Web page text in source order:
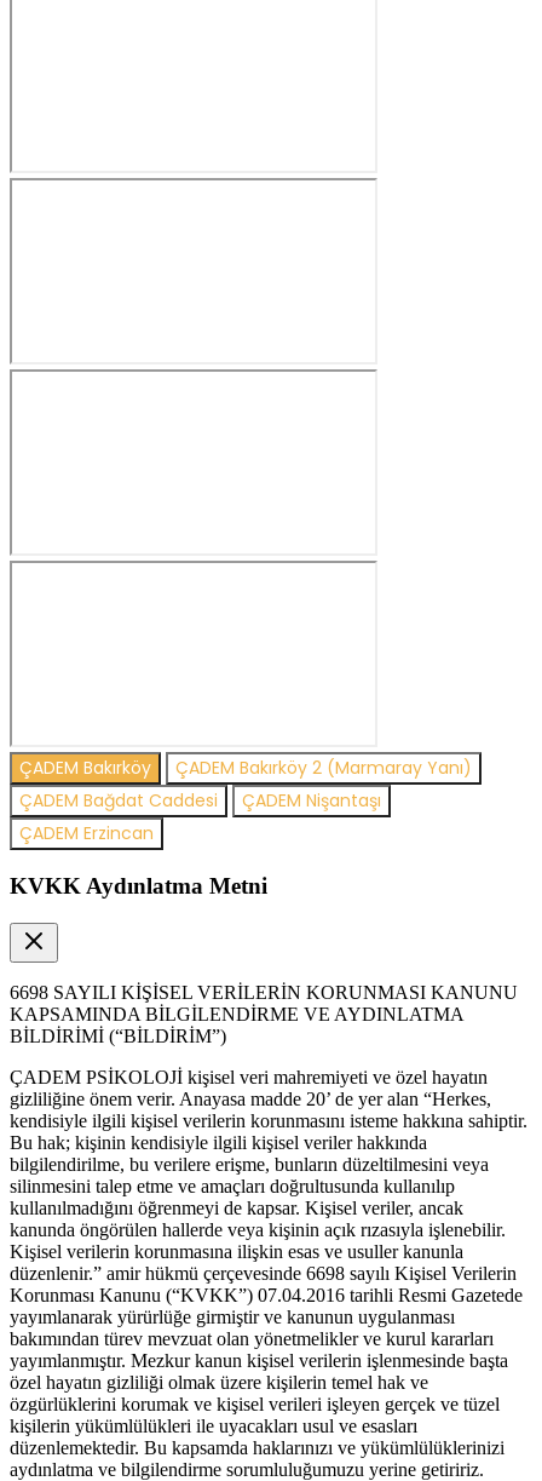
ÇADEM Bakırköy
ÇADEM Bakırköy 2 (Marmaray Yanı)
ÇADEM Bağdat Caddesi
ÇADEM Nişantaşı
ÇADEM Erzincan
KVKK Aydınlatma Metni
6698 SAYILI KİŞİSEL VERİLERİN KORUNMASI KANUNU
KAPSAMINDA BİLGİLENDİRME VE AYDINLATMA
BİLDİRİMİ (“BİLDİRİM”)
ÇADEM PSİKOLOJİ kişisel veri mahremiyeti ve özel hayatın
gizliliğine önem verir. Anayasa madde 20’ de yer alan “Herkes,
kendisiyle ilgili kişisel verilerin korunmasını isteme hakkına sahiptir.
Bu hak; kişinin kendisiyle ilgili kişisel veriler hakkında
bilgilendirilme, bu verilere erişme, bunların düzeltilmesini veya
silinmesini talep etme ve amaçları doğrultusunda kullanılıp
kullanılmadığını öğrenmeyi de kapsar. Kişisel veriler, ancak
kanunda öngörülen hallerde veya kişinin açık rızasıyla işlenebilir.
Kişisel verilerin korunmasına ilişkin esas ve usuller kanunla
düzenlenir.” amir hükmü çerçevesinde 6698 sayılı Kişisel Verilerin
Korunması Kanunu (“KVKK”) 07.04.2016 tarihli Resmi Gazetede
yayımlanarak yürürlüğe girmiştir ve kanunun uygulanması
bakımından türev mevzuat olan yönetmelikler ve kurul kararları
yayımlanmıştır. Mezkur kanun kişisel verilerin işlenmesinde başta
özel hayatın gizliliği olmak üzere kişilerin temel hak ve
özgürlüklerini korumak ve kişisel verileri işleyen gerçek ve tüzel
kişilerin yükümlülükleri ile uyacakları usul ve esasları
düzenlemektedir. Bu kapsamda haklarınızı ve yükümlülüklerinizi
aydınlatma ve bilgilendirme sorumluluğumuzu yerine getiririz.